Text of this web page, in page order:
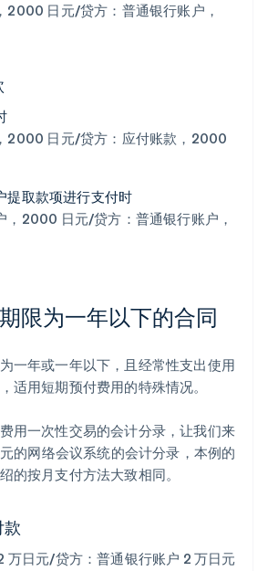
2000 日元/贷方：普通银行账户，
2000 日元/贷方：应付账款，2000
提取款项进行支付时
，2000 日元/贷方：普通银行账户，
限为一年以下的合同
一年或一年以下，且经常性支出使用
适用短期预付费用的特殊情况。
用一次性交易的会计分录，让我们来
的网络会议系统的会计分录，本例的
的按月支付方法大致相同。
万日元/贷方：普通银行账户 2 万日元